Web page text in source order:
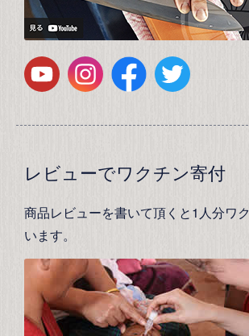
レビューでワクチン寄付
商品レビューを書いて頂くと1人分ワ
います。